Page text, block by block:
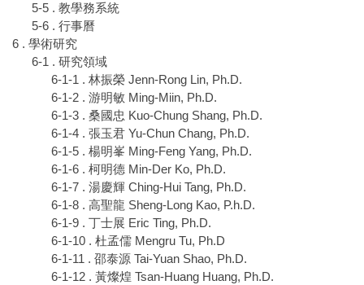
5-5 . 教學務系統
5-6 . 行事曆
6 . 學術研究
6-1 . 研究領域
6-1-1 . 林振榮 Jenn-Rong Lin, Ph.D.
6-1-2 . 游明敏 Ming-Miin, Ph.D.
6-1-3 . 桑國忠 Kuo-Chung Shang, Ph.D.
6-1-4 . 張玉君 Yu-Chun Chang, Ph.D.
6-1-5 . 楊明峯 Ming-Feng Yang, Ph.D.
6-1-6 . 柯明德 Min-Der Ko, Ph.D.
6-1-7 . 湯慶輝 Ching-Hui Tang, Ph.D.
6-1-8 . 高聖龍 Sheng-Long Kao, P.h.D.
6-1-9 . 丁士展 Eric Ting, Ph.D.
6-1-10 . 杜孟儒 Mengru Tu, Ph.D
6-1-11 . 邵泰源 Tai-Yuan Shao, Ph.D.
6-1-12 . 黃燦煌 Tsan-Huang Huang, Ph.D.